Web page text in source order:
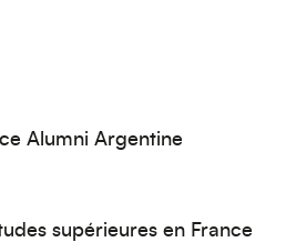
Alumni Argentine
supérieures en France